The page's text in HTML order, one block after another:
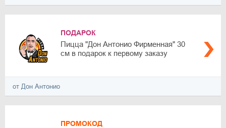
ПОДАРОК
Пицца "Дон Антонио Фирменная" 30
см в подарок к первому заказу
от Дон Антонио
ПРОМОКОД